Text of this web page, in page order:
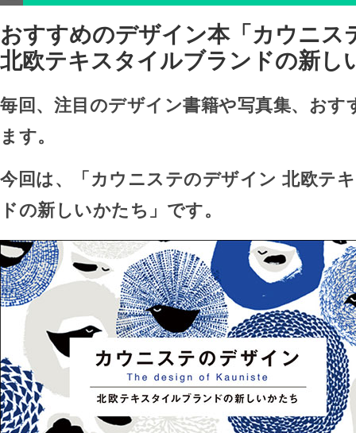
おすすめのデザイン本「カウニス
北欧テキスタイルブランドの新し
毎回、注目のデザイン書籍や写真集、おす
ます。
今回は、「カウニステのデザイン 北欧テ
ドの新しいかたち」です。